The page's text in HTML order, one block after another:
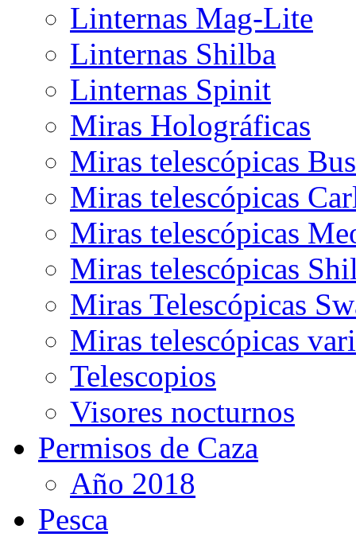
Linternas Mag-Lite
Linternas Shilba
Linternas Spinit
Miras Holográficas
Miras telescópicas
Miras telescópicas
Miras telescópicas
Miras telescópicas
Miras Telescópicas
Miras telescópicas
Telescopios
Visores nocturnos
Permisos de Caza
Año 2018
Pesca